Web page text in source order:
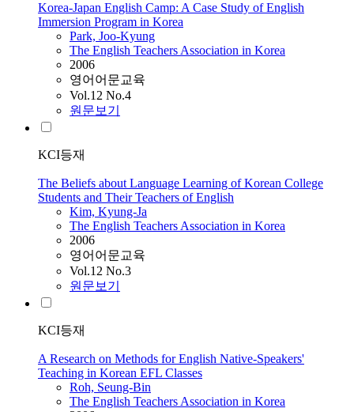
Korea-Japan English Camp: A Case Study of English
Immersion Program in Korea
Park, Joo-Kyung
The English Teachers Association in Korea
2006
영어어문교육
Vol.12 No.4
원문보기
KCI등재
The Beliefs about Language Learning of Korean College
Students and Their Teachers of English
Kim, Kyung-Ja
The English Teachers Association in Korea
2006
영어어문교육
Vol.12 No.3
원문보기
KCI등재
A Research on Methods for English Native-Speakers'
Teaching in Korean EFL Classes
Roh, Seung-Bin
The English Teachers Association in Korea